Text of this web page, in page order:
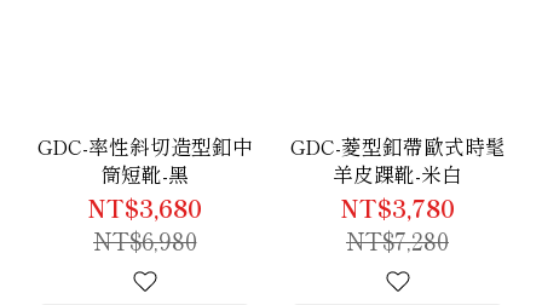
GDC-率性斜切造型釦中
筒短靴-黑
NT$3,680
NT$6,980
GDC-菱型釦帶歐式時髦
羊皮踝靴-米白
NT$3,780
NT$7,280